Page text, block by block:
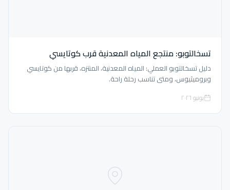
تسخالتوبو: منتجع المياه المعدنية قرب كوتايسي
دليل تسخالتوبو العملي: المياه المعدنية، المنتزه، قربها من كوتايسي
وبروميثيوس، ومتى تناسب رحلة راحة.
يونيو ٢٠٢٦